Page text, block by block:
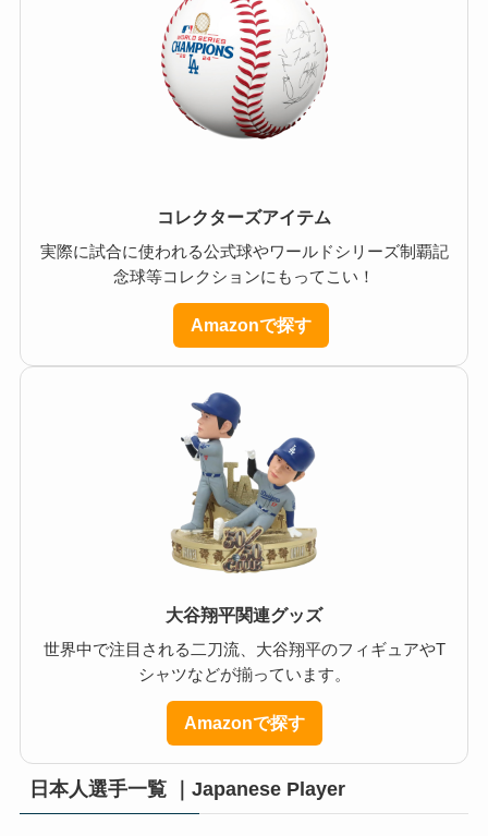
コレクターズアイテム
実際に試合に使われる公式球やワールドシリーズ制覇記
念球等コレクションにもってこい！
Amazonで探す
大谷翔平関連グッズ
世界中で注目される二刀流、大谷翔平のフィギュアやT
シャツなどが揃っています。
Amazonで探す
日本人選手一覧 ｜Japanese Player